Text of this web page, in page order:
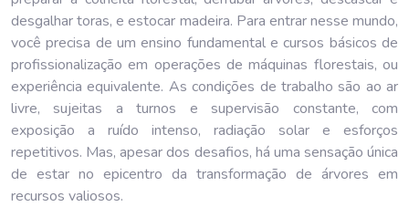
desgalhar toras, e estocar madeira. Para entrar nesse mundo,
você precisa de um ensino fundamental e cursos básicos de
profissionalização em operações de máquinas florestais, ou
experiência equivalente. As condições de trabalho são ao ar
livre, sujeitas a turnos e supervisão constante, com
exposição a ruído intenso, radiação solar e esforços
repetitivos. Mas, apesar dos desafios, há uma sensação única
de estar no epicentro da transformação de árvores em
recursos valiosos.